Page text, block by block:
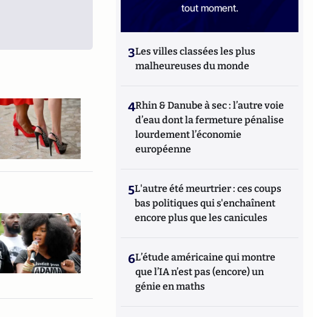
tout moment.
3Les villes classées les plus
malheureuses du monde
4Rhin & Danube à sec : l’autre voie
d’eau dont la fermeture pénalise
lourdement l’économie
européenne
5L'autre été meurtrier : ces coups
bas politiques qui s'enchaînent
encore plus que les canicules
6L’étude américaine qui montre
que l’IA n’est pas (encore) un
génie en maths